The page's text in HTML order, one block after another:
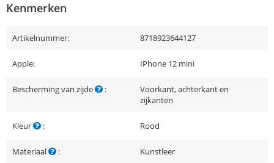
Kenmerken
Artikelnummer: 8718923644127
Apple: IPhone 12 mini
Bescherming van zijde :
Voorkant, achterkant en
zijkanten
Kleur : Rood
Materiaal : Kunstleer